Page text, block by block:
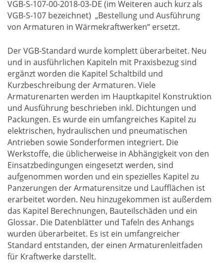
VGB-S-107-00-2018-03-DE (im Weiteren auch kurz als
VGB-S-107 bezeichnet) „Bestellung und Ausführung
von Armaturen in Wärmekraftwerken“ ersetzt.
Der VGB-Standard wurde komplett überarbeitet. Neu
und in ausführlichen Kapiteln mit Praxisbezug sind
ergänzt worden die Kapitel Schaltbild und
Kurzbeschreibung der Armaturen. Viele
Armaturenarten werden im Hauptkapitel Konstruktion
und Ausführung beschrieben inkl. Dichtungen und
Packungen. Es wurde ein umfangreiches Kapitel zu
elektrischen, hydraulischen und pneumatischen
Antrieben sowie Sonderformen integriert. Die
Werkstoffe, die üblicherweise in Abhängigkeit von den
Einsatzbedingungen eingesetzt werden, sind
aufgenommen worden und ein spezielles Kapitel zu
Panzerungen der Armaturensitze und Laufflächen ist
erarbeitet worden. Neu hinzugekommen ist außerdem
das Kapitel Berechnungen, Bauteilschäden und ein
Glossar. Die Datenblätter und Tafeln des Anhangs
wurden überarbeitet. Es ist ein umfangreicher
Standard entstanden, der einen Armaturenleitfaden
für Kraftwerke darstellt.